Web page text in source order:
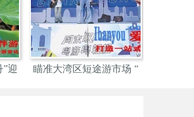
景
北京王佐镇打造全域旅游